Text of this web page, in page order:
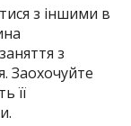
з іншими в
з
Заохочуйте
її